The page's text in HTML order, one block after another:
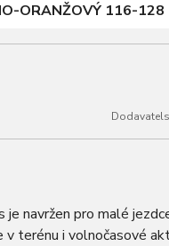
ORANŽOVÝ 116-128
navržen pro malé
v terénu i volnočasové